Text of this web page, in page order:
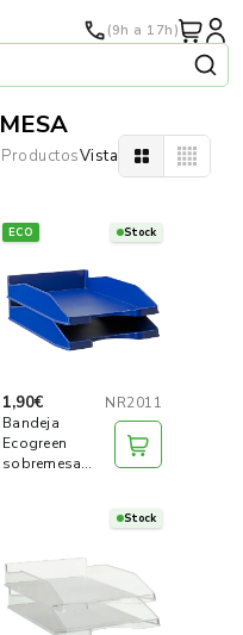
›
(9h a 17h)
Vista
ECO Stock
1,90€
NR2011
Bandeja
Ecogreen
sobremesa
Stock